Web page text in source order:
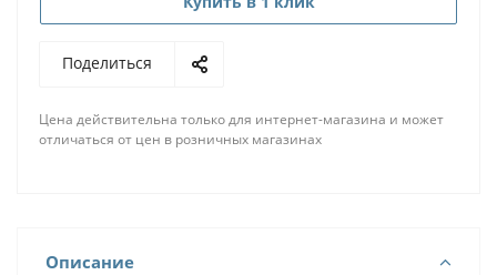
Поделиться
Цена действительна только для интернет-магазина и может
отличаться от цен в розничных магазинах
Описание